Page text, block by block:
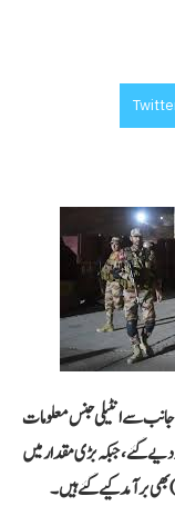
جانب سے انٹیلی جنس معلومات
17 دہشت گرد ہلاک کر دیے گئے، جبکہ بڑی مقدار میں
بھی برآمد کیے گئے ہیں۔